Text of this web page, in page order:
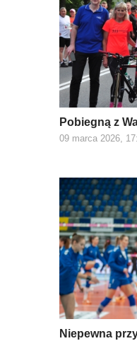
Pobiegną z
09 marca 2026,
Niepewna